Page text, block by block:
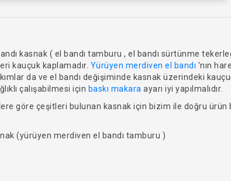
kasnak ( el bandı tamburu , el bandı sürtünme
kauçuk kaplamadır. Yürüyen merdiven el bandı 'nın
da ve el bandı değişiminde kasnak üzerindeki
çalışabilmesi için baskı makara ayarı iyi yapılmalıdır.
göre çeşitleri bulunan kasnak için bizim ile doğru ürün
(yürüyen merdiven el bandı tamburu )